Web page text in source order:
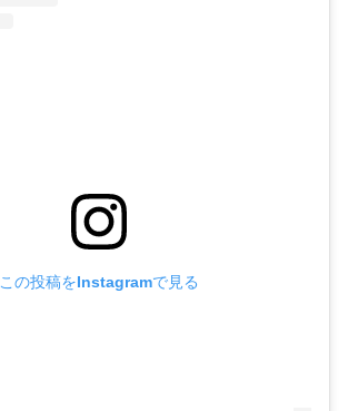
この投稿をInstagramで見る